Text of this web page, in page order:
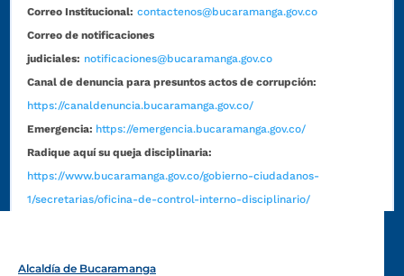
Correo Institucional: contactenos@bucaramanga.gov.co
Correo de notificaciones
judiciales: notificaciones@bucaramanga.gov.co
Canal de denuncia para presuntos actos de corrupción:
https://canaldenuncia.bucaramanga.gov.co/
Emergencia: https://emergencia.bucaramanga.gov.co/
Radique aquí su queja disciplinaria:
https://www.bucaramanga.gov.co/gobierno-ciudadanos-
1/secretarias/oficina-de-control-interno-disciplinario/
Alcaldía de Bucaramanga